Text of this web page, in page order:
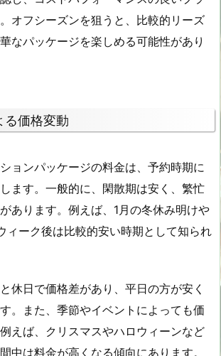
オフシーズンを狙うと、比較的リーズ
なパッケージを楽しめる可能性があり
る価格変動
ョンパッケージの料金は、予約時期に
ます。一般的に、閑散期は安く、繁忙
あります。例えば、1月の冬休み明けや
ィーク後は比較的安い時期として知られ
休日で価格差があり、平日の方が安く
。また、季節やイベントによっても価
えば、クリスマスやハロウィーンなど
中は料金が高くなる傾向にあります。